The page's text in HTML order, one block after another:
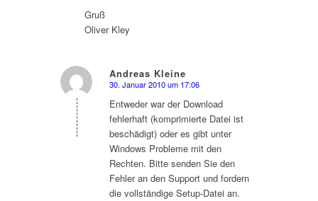
Gruß
Oliver Kley
Andreas Kleine
sagte:
30. Januar 2010 um 17:06
Entweder war der Download
fehlerhaft (komprimierte Datei ist
beschädigt) oder es gibt unter
Windows Probleme mit den
Rechten. Bitte senden Sie den
Fehler an den Support und fordern
die vollständige Setup-Datei an.